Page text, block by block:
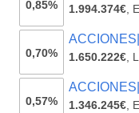
0,85% 1.994.374€,
0,70% 1.650.222€,
0,57% 1.346.245€,